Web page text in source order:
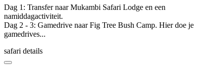
Dag 1: Transfer naar Mukambi Safari Lodge en een
namiddagactiviteit.
Dag 2 - 3: Gamedrive naar Fig Tree Bush Camp. Hier doe je
gamedrives...
safari details